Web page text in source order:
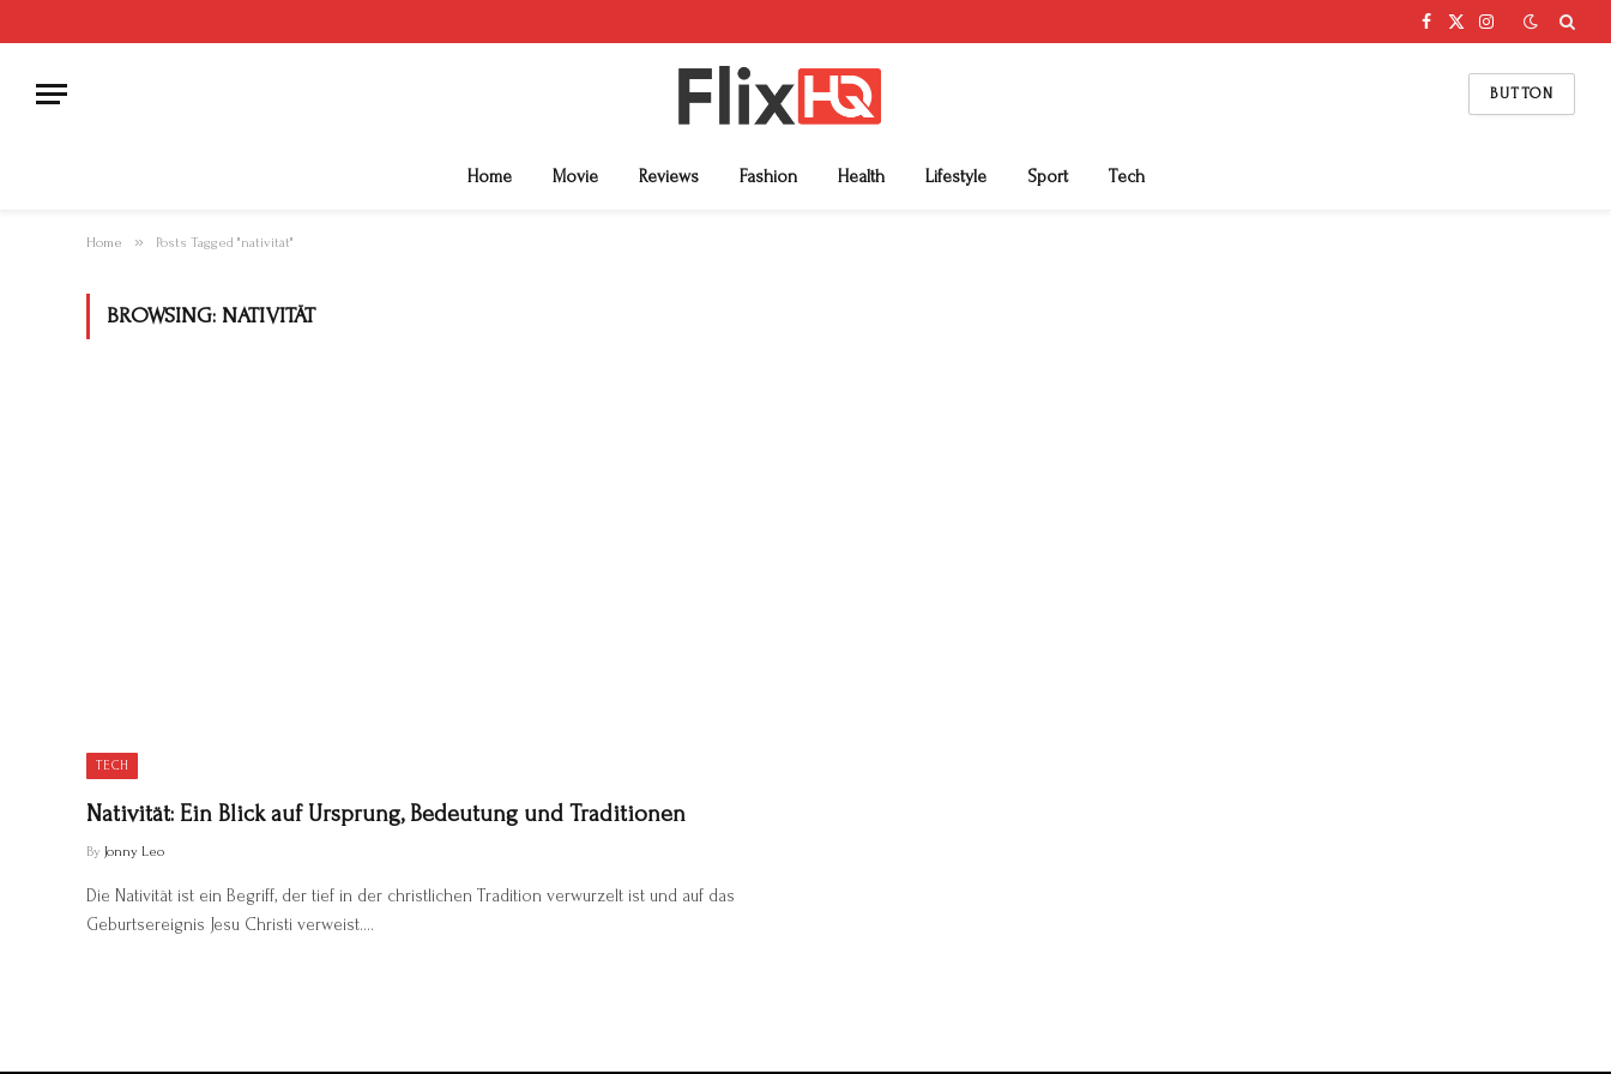
Facebook
X
Instagram
BUTTON
Home Movie Reviews Fashion Health Lifestyle Sport Tech
Home » Posts Tagged "nativität"
BROWSING: NATIVITÄT
TECH
Nativität: Ein Blick auf Ursprung, Bedeutung und Traditionen
By Jonny Leo
Die Nativität ist ein Begriff, der tief in der christlichen Tradition verwurzelt ist und auf das
Geburtsereignis Jesu Christi verweist.…